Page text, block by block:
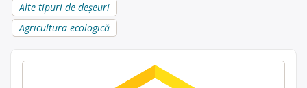
Alte tipuri de deșeuri
Agricultura ecologică